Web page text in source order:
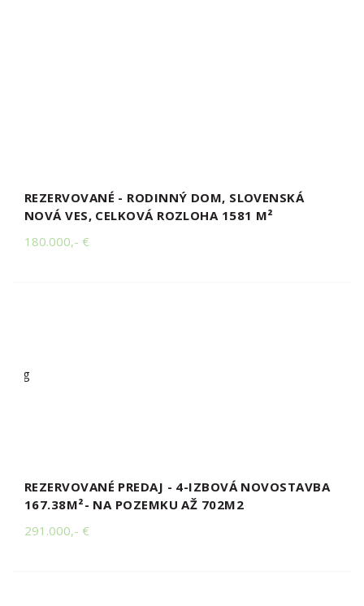
REZERVOVANÉ - RODINNÝ DOM, SLOVENSKÁ
NOVÁ VES, CELKOVÁ ROZLOHA 1581 M²
180.000,- €
REZERVOVANÉ PREDAJ - 4-IZBOVÁ NOVOSTAVBA
167.38M²- NA POZEMKU AŽ 702M2
291.000,- €